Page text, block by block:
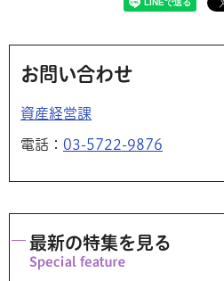
お問い合わせ
資産経営課
電話： 03-5722-9876
最新の特集を見る